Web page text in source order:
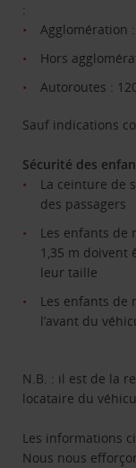
:
Agglomération
Hors
Autoroutes :
Sauf indications
Sécurité des
La ceinture de
des passagers
Les enfants de
1,35 m doivent
leur taille
Les enfants de
l’avant du
N.B. : il est de la
locataire du
Les informations
Nous nous